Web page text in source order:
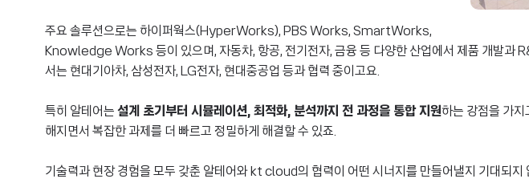
주요 솔루션으로는 하이퍼웍스(HyperWorks), PBS Works, SmartWorks,
Knowledge Works 등이 있으며, 자동차, 항공, 전기전자, 금융 등 다양한 산업에서 제품 개발과
서는 현대기아차, 삼성전자, LG전자, 현대중공업 등과 협력 중이고요.
특히 알테어는 설계 초기부터 시뮬레이션, 최적화, 분석까지 전 과정을 통합 지원하는 강점을 가
해지면서 복잡한 과제를 더 빠르고 정밀하게 해결할 수 있죠.
기술력과 현장 경험을 모두 갖춘 알테어와 kt cloud의 협력이 어떤 시너지를 만들어낼지 기대되지